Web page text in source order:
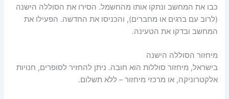
כבו את המחשב ונתקו אותו מהחשמל. הסירו את הסוללה הישנה
(לרוב עם ברגים או מחברים), והכניסו את החדשה. הפעילו את
המחשב ובדקו את הטעינה.
מיחזור הסוללה הישנה
בישראל, מיחזור סוללות הוא חובה. ניתן להחזיר לסופרים, חנויות
אלקטרוניקה, או מרכזי מיחזור – ללא תשלום.